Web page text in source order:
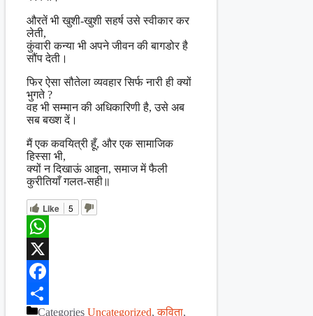
औरतें भी खुशी-खुशी सहर्ष उसे स्वीकार कर
लेती,
कुंवारी कन्या भी अपने जीवन की बागडोर है
सौंप देती।
फिर ऐसा सौतेला व्यवहार सिर्फ नारी ही क्यों
भुगते ?
वह भी सम्मान की अधिकारिणी है, उसे अब
सब बख्श दें।
मैं एक कवयित्री हूँ, और एक सामाजिक
हिस्सा भी,
क्यों न दिखाऊं आइना, समाज में फैली
कुरीतियाँ गलत-सही॥
Like 5
WhatsApp
X
Facebook
Categories Uncategorized,कविता,